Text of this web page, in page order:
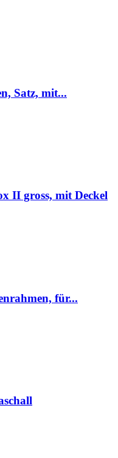
Satz, mit...
II gross, mit Deckel
für...